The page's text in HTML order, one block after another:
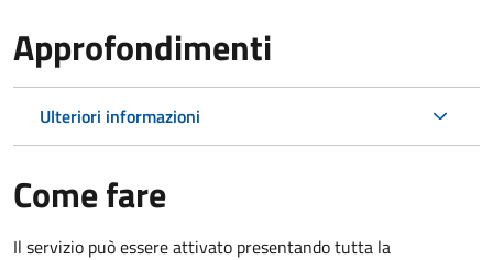
Approfondimenti
Ulteriori informazioni
Come fare
Il servizio può essere attivato presentando tutta la